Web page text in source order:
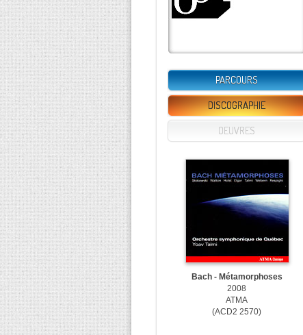
PARCOURS
DISCOGRAPHIE
OEUVRES
Bach - Métamorphoses
2008
ATMA
(ACD2 2570)